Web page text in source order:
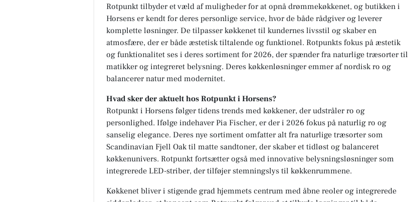
Rotpunkt tilbyder et væld af muligheder for at opnå drømmekøkkenet, og butikken i
Horsens er kendt for deres personlige service, hvor de både rådgiver og leverer
komplette løsninger. De tilpasser køkkenet til kundernes livsstil og skaber en
atmosfære, der er både æstetisk tiltalende og funktionel. Rotpunkts fokus på æstetik
og funktionalitet ses i deres sortiment for 2026, der spænder fra naturlige træsorter til
matikker og integreret belysning. Deres køkkenløsninger emmer af nordisk ro og
balancerer natur med modernitet.
Hvad sker der aktuelt hos Rotpunkt i Horsens?
Rotpunkt i Horsens følger tidens trends med køkkener, der udstråler ro og
personlighed. Ifølge indehaver Pia Fischer, er der i 2026 fokus på naturlig ro og
sanselig elegance. Deres nye sortiment omfatter alt fra naturlige træsorter som
Scandinavian Fjell Oak til matte sandtoner, der skaber et tidløst og balanceret
køkkenunivers. Rotpunkt fortsætter også med innovative belysningsløsninger som
integrerede LED-striber, der tilføjer stemningslys til køkkenrummene.
Køkkenet bliver i stigende grad hjemmets centrum med åbne reoler og integrerede